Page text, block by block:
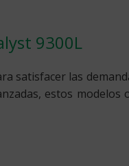
9300L
satisfacer las
estos modelos